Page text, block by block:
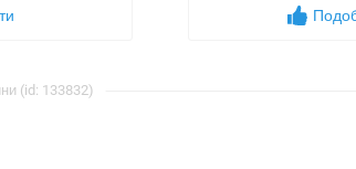
(id: 133832)